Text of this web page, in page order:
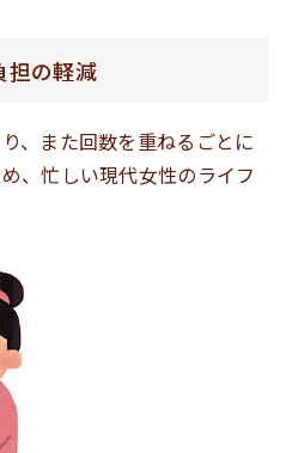
担の軽減
、また回数を重ねるごとに
、忙しい現代女性のライフ